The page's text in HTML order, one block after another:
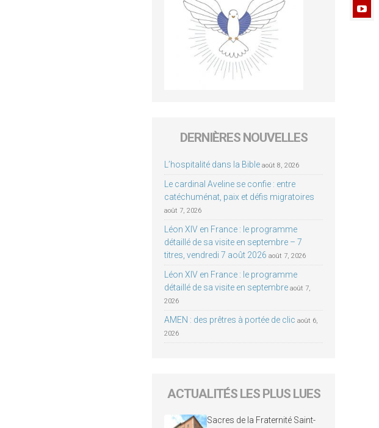
DERNIÈRES NOUVELLES
L’hospitalité dans la Bible août 8, 2026
Le cardinal Aveline se confie : entre
catéchuménat, paix et défis migratoires
août 7, 2026
Léon XIV en France : le programme
détaillé de sa visite en septembre – 7
titres, vendredi 7 août 2026 août 7, 2026
Léon XIV en France : le programme
détaillé de sa visite en septembre août 7,
2026
AMEN : des prêtres à portée de clic août 6,
2026
ACTUALITÉS LES PLUS LUES
Sacres de la Fraternité Saint-